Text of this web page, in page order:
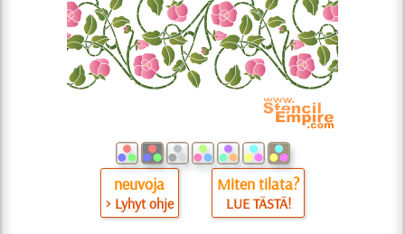
neuvoja
> Lyhyt ohje
Miten tilata?
LUE TÄSTÄ!